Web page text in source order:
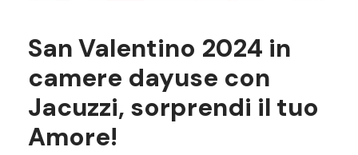
San Valentino 2024 in
camere dayuse con
Jacuzzi, sorprendi il tuo
Amore!